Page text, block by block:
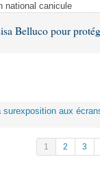
national canicule
Belluco pour
aux
1 2 3